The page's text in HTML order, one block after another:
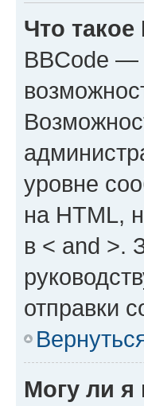
Что
BBCode —
уровне
на HTML,
в < and >.
отправки
Могу ли я